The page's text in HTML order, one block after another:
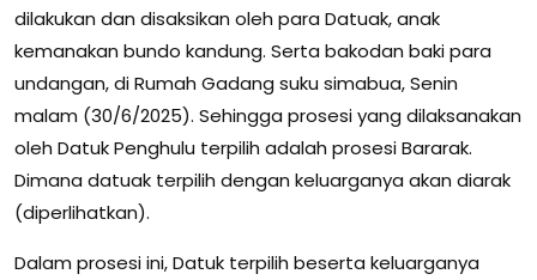
dilakukan dan disaksikan oleh para Datuak, anak
kemanakan bundo kandung. Serta bakodan baki para
undangan, di Rumah Gadang suku simabua, Senin
malam (30/6/2025). Sehingga prosesi yang dilaksanakan
oleh Datuk Penghulu terpilih adalah prosesi Bararak.
Dimana datuak terpilih dengan keluarganya akan diarak
(diperlihatkan).
Dalam prosesi ini, Datuk terpilih beserta keluarganya